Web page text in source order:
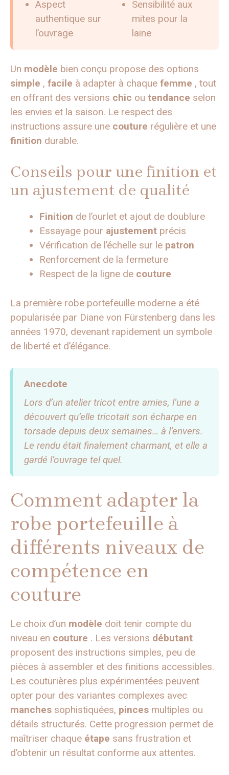
Aspect
authentique sur
l’ouvrage
Sensibilité aux
mites pour la
laine
Un modèle bien conçu propose des options
simple , facile à adapter à chaque femme , tout
en offrant des versions chic ou tendance selon
les envies et la saison. Le respect des
instructions assure une couture régulière et une
finition durable.
Conseils pour une finition et
un ajustement de qualité
Finition de l’ourlet et ajout de doublure
Essayage pour ajustement précis
Vérification de l’échelle sur le patron
Renforcement de la fermeture
Respect de la ligne de couture
La première robe portefeuille moderne a été
popularisée par Diane von Fürstenberg dans les
années 1970, devenant rapidement un symbole
de liberté et d’élégance.
Anecdote
Lors d’un atelier tricot entre amies, l’une a
découvert qu’elle tricotait son écharpe en
torsade depuis deux semaines… à l’envers.
Le rendu était finalement charmant, et elle a
gardé l’ouvrage tel quel.
Comment adapter la
robe portefeuille à
différents niveaux de
compétence en
couture
Le choix d’un modèle doit tenir compte du
niveau en couture . Les versions débutant
proposent des instructions simples, peu de
pièces à assembler et des finitions accessibles.
Les couturières plus expérimentées peuvent
opter pour des variantes complexes avec
manches sophistiquées, pinces multiples ou
détails structurés. Cette progression permet de
maîtriser chaque étape sans frustration et
d’obtenir un résultat conforme aux attentes.